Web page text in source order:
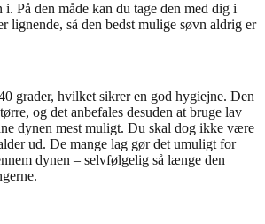
På den måde kan du tage den med dig i
lignende, så den bedst mulige søvn aldrig er
grader, hvilket sikrer en god hygiejne. Den
og det anbefales desuden at bruge lav
dynen mest muligt. Du skal dog ikke være
ud. De mange lag gør det umuligt for
dynen – selvfølgelig så længe den